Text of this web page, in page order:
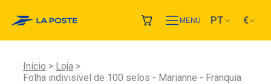
MENU PT €
Início
Loja
Folha indivisível de 100 selos - Marianne - Franquia